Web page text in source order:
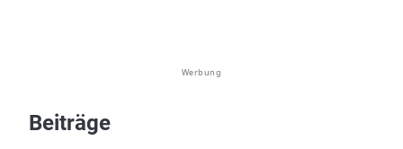
Werbung
Beiträge